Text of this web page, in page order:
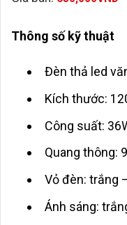
Thông số kỹ thuật
Đèn thả led
Kích thước:
Công suất:
Quang thông:
Vỏ đèn: trắng
Ánh sáng: